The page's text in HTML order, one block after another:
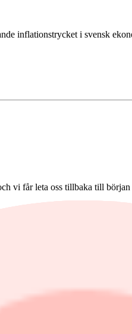
inflationstrycket i svensk
vi får leta oss tillbaka till
Riksbanken
på 2,0 procent.
24 procent mellan
även osäkerheten är
sig uppåt i en oroväckande
bland analytiker var en
september och oktober.